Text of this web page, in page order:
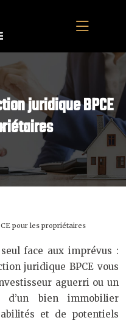
juridique BPCE
pour les propriétaires
face aux imprévus :
juridique BPCE vous
aguerri ou un
d’un bien immobilier
et de potentiels